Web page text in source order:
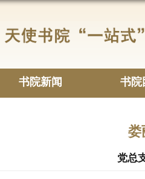
书院新闻 书院
娄
党总